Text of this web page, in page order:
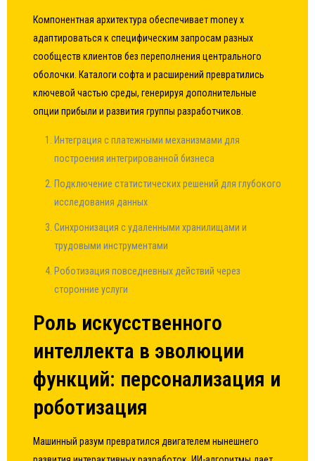
Компонентная архитектура обеспечивает money x
адаптироваться к специфическим запросам разных
сообществ клиентов без переполнения центрального
оболочки. Каталоги софта и расширений превратились
ключевой частью среды, генерируя дополнительные
опции прибыли и развития группы разработчиков.
Интеграция с платежными механизмами для
построения интегрированной бизнеса
Подключение статистических решений для глубокого
исследования данных
Синхронизация с удаленными хранилищами и
трудовыми инструментами
Роботизация повседневных действий через
сторонние услуги
Роль искусственного
интеллекта в эволюции
функций: персонализация и
роботизация
Машинный разум превратился двигателем нынешнего